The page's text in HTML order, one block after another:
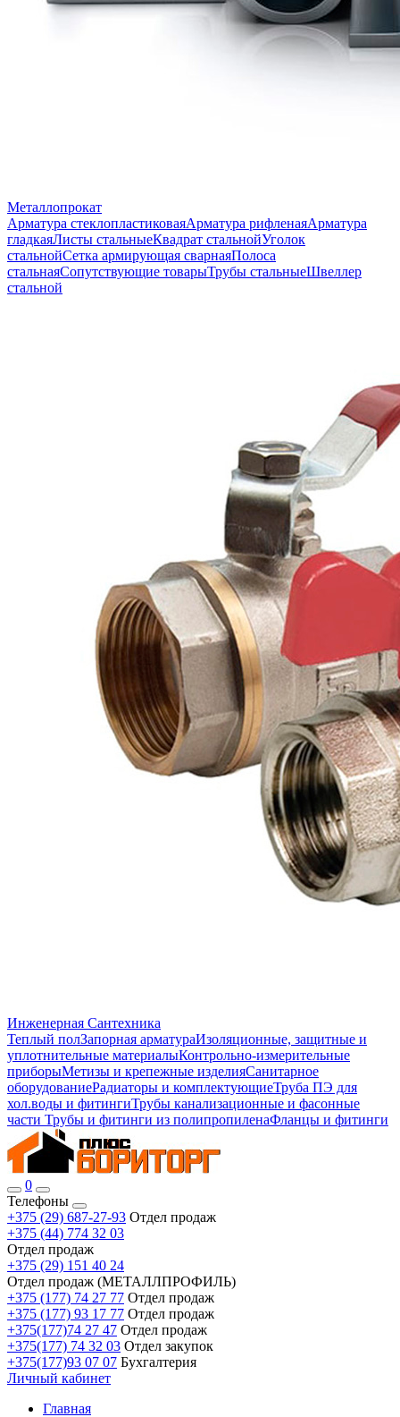
Металлопрокат
Арматура стеклопластиковаяАрматура рифленаяАрматура
гладкаяЛисты стальныеКвадрат стальнойУголок
стальнойСетка армирующая сварнаяПолоса
стальнаяСопутствующие товарыТрубы стальныеШвеллер
стальной
Инженерная Сантехника
Теплый полЗапорная арматураИзоляционные, защитные и
уплотнительные материалыКонтрольно-измерительные
приборыМетизы и крепежные изделияСанитарное
оборудованиеРадиаторы и комплектующиеТруба ПЭ для
хол.воды и фитингиТрубы канализационные и фасонные
части Трубы и фитинги из полипропиленаФланцы и фитинги
0
Телефоны
+375 (29) 687-27-93 Отдел продаж
+375 (44) 774 32 03
Отдел продаж
+375 (29) 151 40 24
Отдел продаж (МЕТАЛЛПРОФИЛЬ)
+375 (177) 74 27 77 Отдел продаж
+375 (177) 93 17 77 Отдел продаж
+375(177)74 27 47 Отдел продаж
+375(177) 74 32 03 Отдел закупок
+375(177)93 07 07 Бухгалтерия
Личный кабинет
Главная